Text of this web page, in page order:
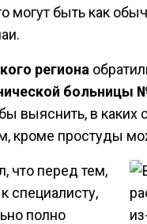
могут быть как
региона
больницы
выяснить, в каких
кроме простуды
что перед тем,
специалисту,
полно